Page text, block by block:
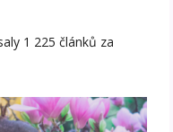
1 225 článků za